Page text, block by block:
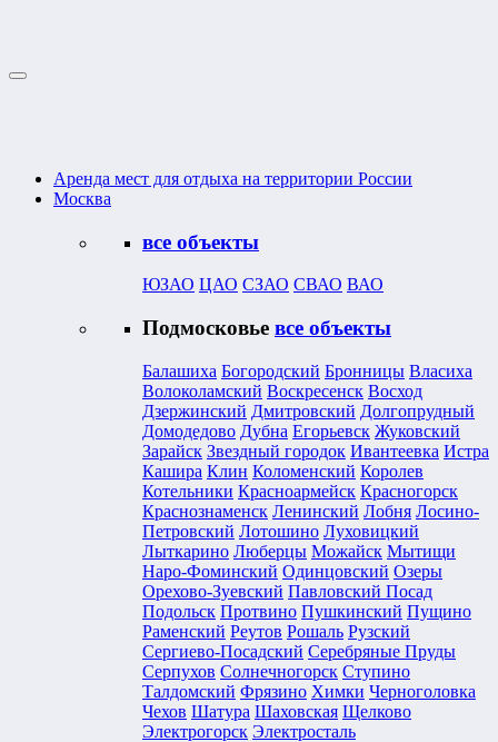
Аренда мест для отдыха на территории России
Москва
все объекты
ЮЗАО ЦАО СЗАО СВАО ВАО
Подмосковье все объекты
Балашиха Богородский Бронницы Власиха
Волоколамский Воскресенск Восход
Дзержинский Дмитровский Долгопрудный
Домодедово Дубна Егорьевск Жуковский
Зарайск Звездный городок Ивантеевка Истра
Кашира Клин Коломенский Королев
Котельники Красноармейск Красногорск
Краснознаменск Ленинский Лобня Лосино-
Петровский Лотошино Луховицкий
Лыткарино Люберцы Можайск Мытищи
Наро-Фоминский Одинцовский Озеры
Орехово-Зуевский Павловский Посад
Подольск Протвино Пушкинский Пущино
Раменский Реутов Рошаль Рузский
Сергиево-Посадский Серебряные Пруды
Серпухов Солнечногорск Ступино
Талдомский Фрязино Химки Черноголовка
Чехов Шатура Шаховская Щелково
Электрогорск Электросталь